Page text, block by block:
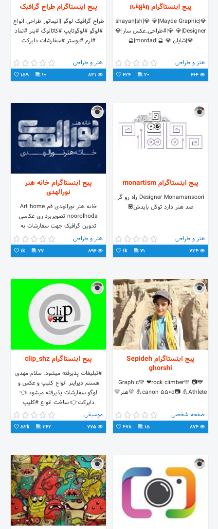
پیج اینستاگرام ԋﾑყﾑŋ
💎|shayan|sh|💎 💎|Mayde Graphic
Designer|💎 💎|#طراحی_عکس ساز|💎
💎|‌شایان|💎 🔮|mordad|🔮
هنر و طراحی
20
624
پیج اینستاگرام طراح گرافیک
طراح گرافیک لوگو |انیماتور طراحی انواع
#لوگو #لوگو‌تایپ #کاتالوگ #بنر #نماد
#ارم #پوستر #سفارشات دایرکت
هنر و طراحی
10
159
پیج اینستاگرام monartism
Designer Monamansoori راه رو گر
صد هنر دارد توکل بایدش💟
هنر و طراحی
71
1k
پیج اینستاگرام خانه هنر
نورالهدی
خانه هنر نورالهدی قم Art home
noorolhoda تصویربرداری عکاسی
تدوین گرافیک جهت سفارشات به
دایرکت یا به آیدی تلگرام مون مراجعه
کنید. @noorolhoda_admin
هنر و طراحی
77
1k
پیج اینستاگرام Sepideh
ghorshi
💙Graphic💚 ❤rock climber💛 📷
canon 550d📷 💪Athlete💪 💛هنر💛
صفحه شخصی
15
478
پیج اینستاگرام clip_shz
#تبلیغات پذیرفته میشود. سلام مهدی
هستم دیزاینر انواع کلیپ و عکس و
لوگو سفارشات پذیرفته میشود 👈
دایرکت👉 ساخت انواع #کلیپ
#عاشقانه و #غمگین و #دپموسیقی
362
52k